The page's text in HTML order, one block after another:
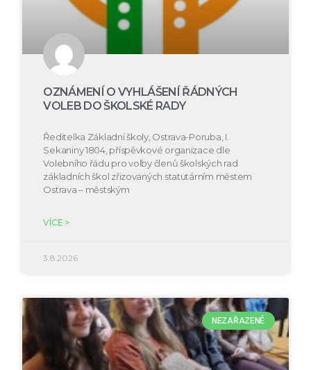
OZNÁMENÍ O VYHLÁŠENÍ ŘÁDNÝCH
VOLEB DO ŠKOLSKÉ RADY
Ředitelka Základní školy, Ostrava-Poruba, I.
Sekaniny 1804, příspěvkové organizace dle
Volebního řádu pro volby členů školských rad
základních škol zřizovaných statutárním městem
Ostrava – městským
VÍCE >
3.8.2026
NEZAŘAZENÉ